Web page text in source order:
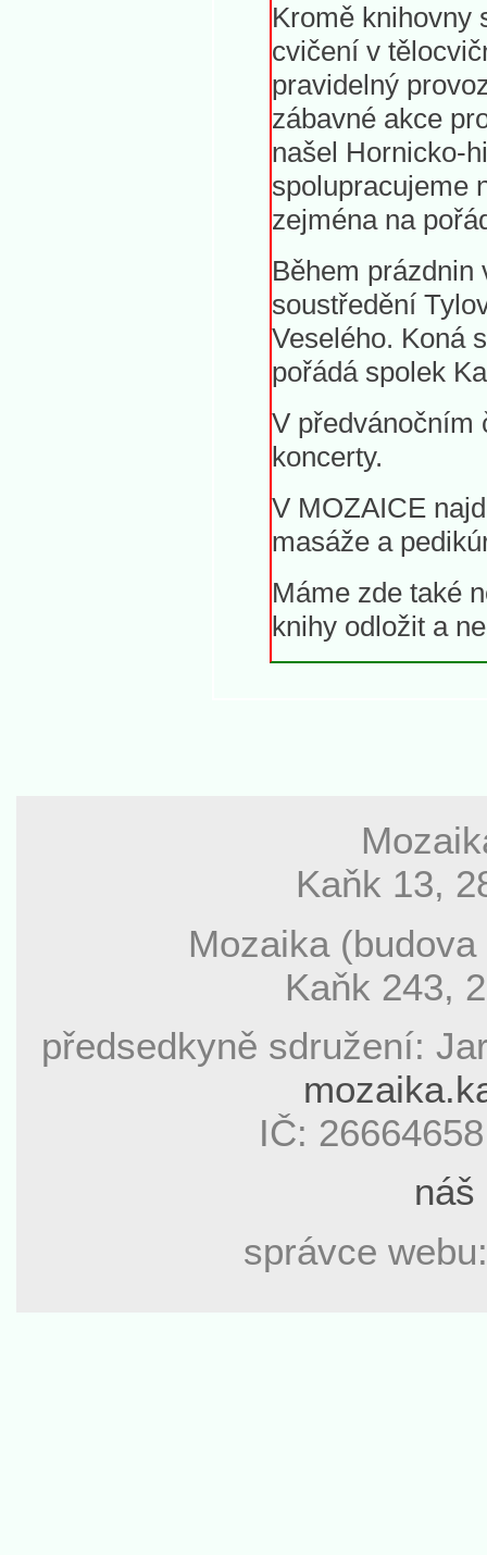
Kromě knihovny
cvičení v
pravidelný
zábavné akce
našel Hornicko-
spolupracujeme
zejména na
Během prázdnin
soustředění
Veselého. Koná
pořádá spolek
V předvánočním
koncerty.
V MOZAICE
masáže a
Máme zde také
knihy odložit a
Kaňk 13,
Mozaika
Kaňk 243,
předsedkyně sdružení:
IČ:
náš
správce